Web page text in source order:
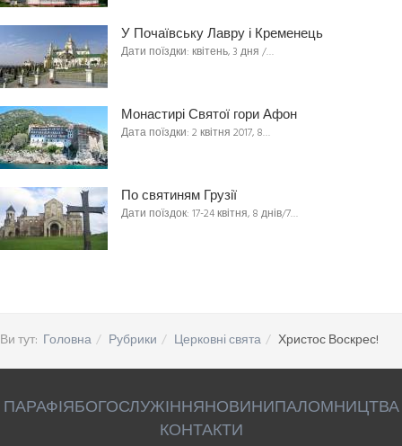
У Почаївську Лавру і Кременець
Дати поїздки: квітень, 3 дня /…
Монастирі Святої гори Афон
Дата поїздки: 2 квітня 2017, 8…
По святиням Грузії
Дати поїздок: 17-24 квітня, 8 днів/7…
Ви тут: Головна Рубрики Церковні свята Христос Воскрес!
ПАРАФІЯБОГОСЛУЖІННЯНОВИНИПАЛОМНИЦТВА
КОНТАКТИ